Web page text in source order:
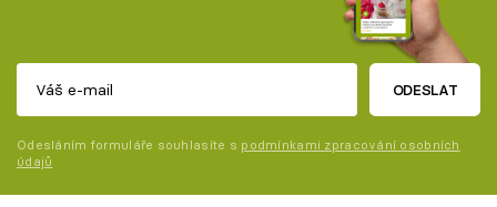
ODESLAT
Odesláním formuláře souhlasíte s podmínkami zpracování osobních
údajů